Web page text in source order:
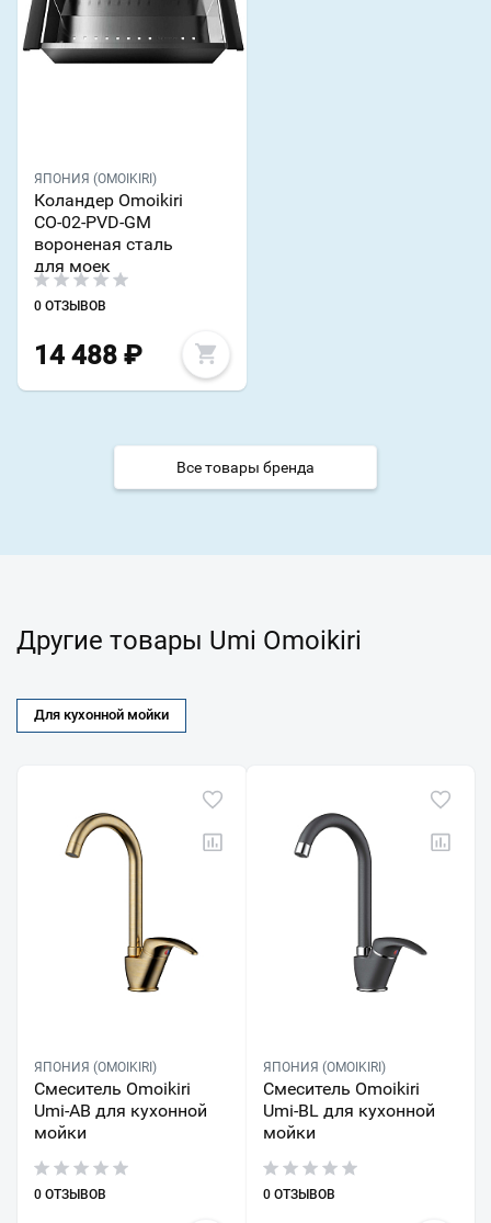
ЯПОНИЯ (OMOIKIRI)
Коландер Omoikiri
CO-02-PVD-GM
вороненая сталь
для моек
0 ОТЗЫВОВ
14 488 ₽
Все товары бренда
Другие товары Umi Omoikiri
Для кухонной мойки
ЯПОНИЯ (OMOIKIRI)
Смеситель Omoikiri
Umi-AB для кухонной
мойки
0 ОТЗЫВОВ
ЯПОНИЯ (OMOIKIRI)
Смеситель Omoikiri
Umi-BL для кухонной
мойки
0 ОТЗЫВОВ